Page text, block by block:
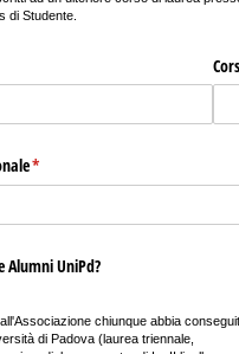
di Studente.
*
(richiesto)
Alumni UniPd?
chiunque abbia
di Padova (laurea triennale,